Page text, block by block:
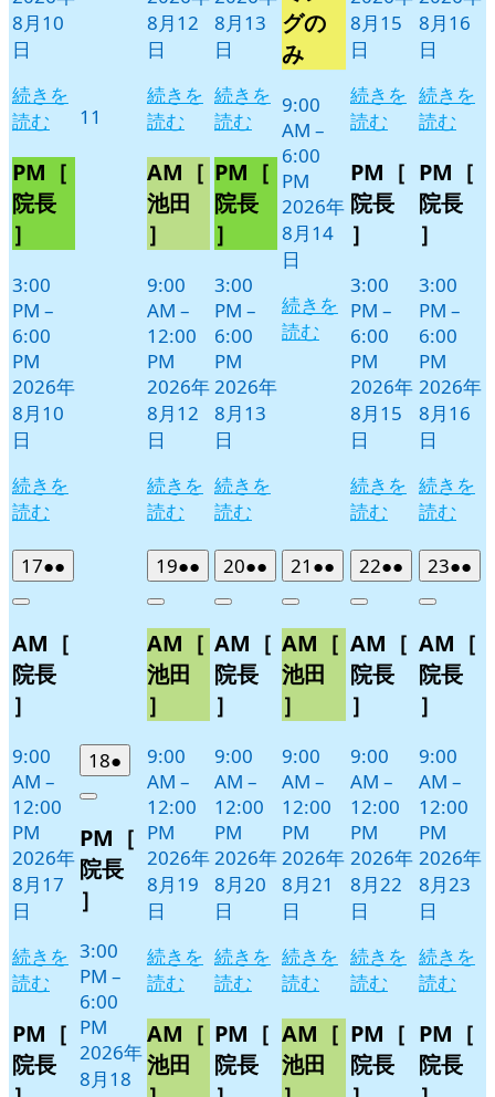
8月10
日
続きを
読む
PM［
院長
］
3:00
PM –
6:00
PM
2026年
8月10
日
続きを
読む
11
8月12
日
続きを
読む
AM［
池田
］
9:00
AM –
12:00
PM
2026年
8月12
日
続きを
読む
8月13
日
続きを
読む
PM［
院長
］
3:00
PM –
6:00
PM
2026年
8月13
日
続きを
読む
日ン
ト)
グの
み
9:00
AM –
6:00
PM
2026年
8月14
日
続きを
読む
8月15
日
続きを
読む
PM［
院長
］
3:00
PM –
6:00
PM
2026年
8月15
日
続きを
読む
8月16
日
続きを
読む
PM［
院長
］
3:00
PM –
6:00
PM
2026年
8月16
日
続きを
読む
172026
年
月
17
日
●●
件
イ
Close
AM［
院長
］
9:00
AM –
12:00
PM
2026年
8月17
日
続きを
読む
PM［
院長
182026
年
月
18
日
●
件
イ
ベ
Close
PM［
院長
］
3:00
PM –
6:00
PM
2026年
8月18
192026
年
月
19
日
●●
件
イ
ベ
ト)
Close
AM［
池田
］
9:00
AM –
12:00
PM
2026年
8月19
日
続きを
読む
AM［
池田
202026
年
月
20
日
●●
件
イ
ベ
ト)
Close
AM［
院長
］
9:00
AM –
12:00
PM
2026年
8月20
日
続きを
読む
PM［
院長
21 2026
年
月
21
日
●●
件
イ
ベ
ト)
Close
AM［
池田
］
9:00
AM –
12:00
PM
2026年
8月21
日
続きを
読む
AM［
池田
222026
年
月
22
日
●●
件
イ
ベ
ト)
Close
AM［
院長
］
9:00
AM –
12:00
PM
2026年
8月22
日
続きを
読む
PM［
院長
232026
年
月
23
日
●●
件
イ
Close
AM［
院長
］
9:00
AM –
12:00
PM
2026年
8月23
日
続きを
読む
PM［
院長